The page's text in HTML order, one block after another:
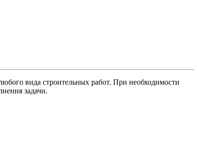
вида строительных работ. При необходимости
задачи.